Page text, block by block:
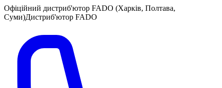
Офіційний дистриб'ютор FADO (Харків, Полтава,
Суми)Дистриб'ютор FADO